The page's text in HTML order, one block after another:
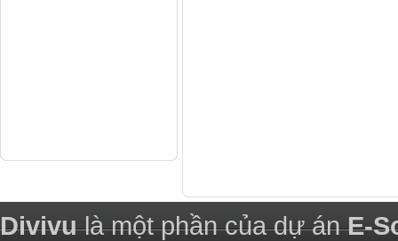
Divivulà một phần của dự ánE-